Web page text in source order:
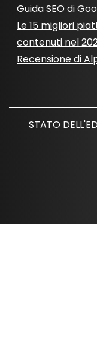
Guida SEO di
Le 15 migliori
contenuti nel
Recensione di
STATO